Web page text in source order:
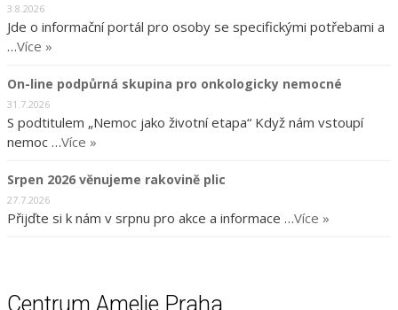
3.8.2026
Jde o informační portál pro osoby se specifickými potřebami a
…Více »
On-line podpůrná skupina pro onkologicky nemocné
31.7.2026
S podtitulem „Nemoc jako životní etapa“ Když nám vstoupí
nemoc …Více »
Srpen 2026 věnujeme rakovině plic
27.7.2026
Přijďte si k nám v srpnu pro akce a informace …Více »
Centrum Amelie Praha